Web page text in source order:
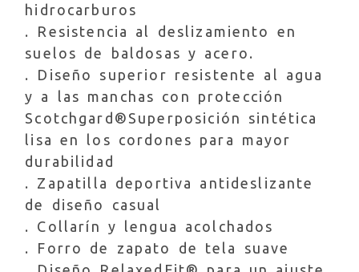
hidrocarburos
. Resistencia al deslizamiento en
suelos de baldosas y acero.
. Diseño superior resistente al agua
y a las manchas con protección
Scotchgard®Superposición sintética
lisa en los cordones para mayor
durabilidad
. Zapatilla deportiva antideslizante
de diseño casual
. Collarín y lengua acolchados
. Forro de zapato de tela suave